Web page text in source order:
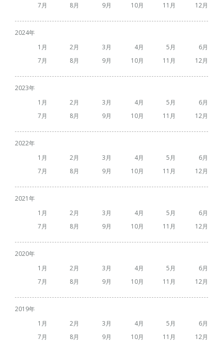
7
8 9 10 11 12
2024
1
2 3 4 5
6
7
8 9 10 11 12
2023
1
2 3 4 5
6
7
8 9 10 11 12
2022
1
2 3 4 5
6
7
8 9 10 11 12
2021
1
2 3 4 5
6
7
8 9 10 11 12
2020
1
2 3 4 5
6
7
8 9 10 11 12
2019
1
2 3 4 5
6
7
8 9 10 11 12